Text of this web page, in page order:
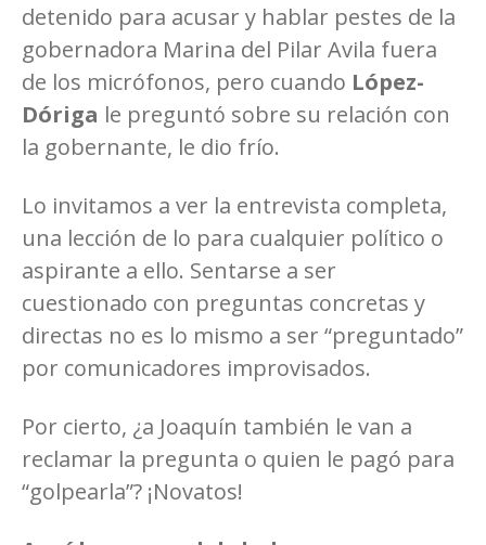
detenido para acusar y hablar pestes de la
gobernadora Marina del Pilar Avila fuera
de los micrófonos, pero cuando López-
Dóriga le preguntó sobre su relación con
la gobernante, le dio frío.
Lo invitamos a ver la entrevista completa,
una lección de lo para cualquier político o
aspirante a ello. Sentarse a ser
cuestionado con preguntas concretas y
directas no es lo mismo a ser “preguntado”
por comunicadores improvisados.
Por cierto, ¿a Joaquín también le van a
reclamar la pregunta o quien le pagó para
“golpearla”? ¡Novatos!